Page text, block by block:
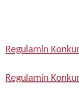
Regulamin
Regulamin